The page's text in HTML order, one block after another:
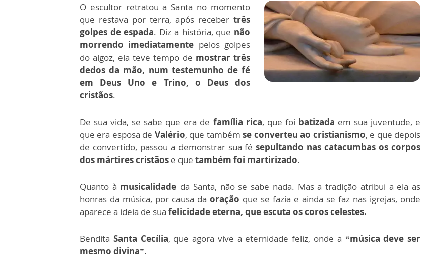
O escultor retratou a Santa no momento
que restava por terra, após receber três
golpes de espada. Diz a história, que não
morrendo imediatamente pelos golpes
do algoz, ela teve tempo de mostrar três
dedos da mão, num testemunho de fé
em Deus Uno e Trino, o Deus dos
cristãos.
De sua vida, se sabe que era de família rica, que foi batizada em sua juventude, e
que era esposa de Valério, que tambémse converteu ao cristianismo, e que depois
de convertido, passou a demonstrar sua fésepultando nas catacumbas os corpos
dos mártires cristãos e que também foi martirizado.
Quanto à musicalidade da Santa, não se sabe nada. Mas a tradição atribui a ela as
honras da música, por causa da oração que se fazia e ainda se faz nas igrejas, onde
aparece a ideia de sua felicidade eterna, que escuta os coros celestes.
Bendita Santa Cecília, que agora vive a eternidade feliz, onde a “música deve ser
mesmo divina”.